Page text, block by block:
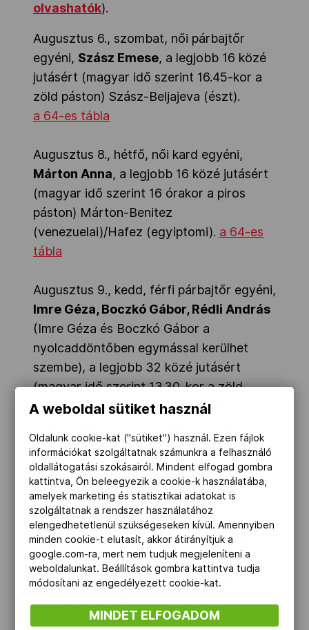
olvashatók).
Augusztus 6., szombat, női párbajtőr
egyéni, Szász Emese, a legjobb 16 közé
jutásért (magyar idő szerint 16.45-kor a
zöld páston) Szász-Beljajeva (észt).
a 64-es tábla
Augusztus 8., hétfő, női kard egyéni,
Márton Anna, a legjobb 16 közé jutásért
(magyar idő szerint 16 órakor a piros
páston) Márton-Benitez
(venezuelai)/Hafez (egyiptomi). a 64-es
tábla
Augusztus 9., kedd, férfi párbajtőr egyéni,
Imre Géza, Boczkó Gábor, Rédli András
(Imre Géza és Boczkó Gábor a
nyolcaddöntőben egymással kerülhet
szembe), a legjobb 32 közé jutásért
(magyar idő szerint 13.30-kor a zöld
páston) Rédli-Alshatti (kuvaiti). A legjobb
16.15-kor, majd 16.45-kor egyaránt a piros
páston) Boczkó-Bouzaid (szenegáli),
Imre-Rodriguez (kolumbiai)/Karjucsenko
(ukrán).a 64-es tábla
Augusztus 10., szerda, női tőr egyéni,
Knapek Edina, Mohamed Aida, a legjobb
16 közé jutásért (magyar idő szerint 15
Knapek-Liu (kínai), Mohamed-Van Erven
A weboldal sütiket használ
Oldalunk cookie-kat ("sütiket") használ. Ezen fájlok
információkat szolgáltatnak számunkra a felhasználó
oldallátogatási szokásairól. Mindent elfogad gombra
kattintva, Ön beleegyezik a cookie-k használatába,
amelyek marketing és statisztikai adatokat is
szolgáltatnak a rendszer használatához
elengedhetetlenül szükségeseken kívül. Amennyiben
minden cookie-t elutasít, akkor átirányítjuk a
google.com-ra, mert nem tudjuk megjeleníteni a
weboldalunkat. Beállítások gombra kattintva tudja
módosítani az engedélyezett cookie-kat.
MINDET ELFOGADOM